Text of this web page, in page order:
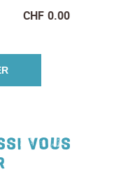
CHF 0.00
VOUS